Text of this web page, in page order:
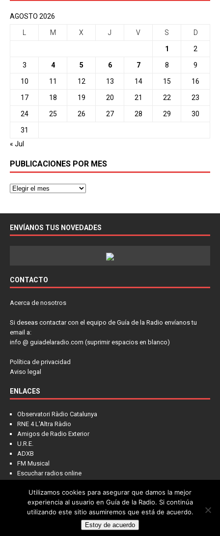
AGOSTO 2026
L M X J V S D
1 2
3 4 5 6 7 8 9
10 11 12 13 14 15 16
17 18 19 20 21 22 23
24 25 26 27 28 29 30
31
« Jul
PUBLICACIONES POR MES
ENVÍANOS TUS NOVEDADES
CONTACTO
Acerca de nosotros
Si deseas contactar con el equipo de Guía de la Radio envíanos tu
email a:
info @ guiadelaradio.com (suprimir espacios en blanco)
Política de privacidad
Aviso legal
ENLACES
Observatori Ràdio Catalunya
RNE 4 L'Altra Ràdio
Amigos de Radio Exterior
U.R.E.
ADXB
FM Musical
Escuchar radios online
Copyright © 2022 - Guía de la Radio
Utilizamos cookies para asegurar que damos la mejor
experiencia al usuario en Guía de la Radio. Si continúa
utilizando este sitio asumiremos que está de acuerdo.
Estoy de acuerdo